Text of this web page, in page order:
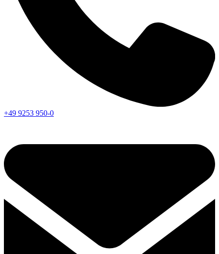
+49 9253 950-0